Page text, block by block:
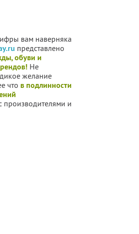
вам наверняка
представлено
обуви и
Не
желание
что в подлинности
производителями и